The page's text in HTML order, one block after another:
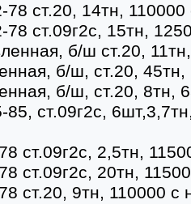
ст.20, 14тн, 110000
ст.09г2с, 15тн,
б/ш ст.20,
б/ш, ст.20,
б/ш, ст.20, 8тн,
ст.09г2с,
ст.09г2с, 2,5тн,
ст.09г2с, 20тн,
ст.20, 9тн, 110000 с